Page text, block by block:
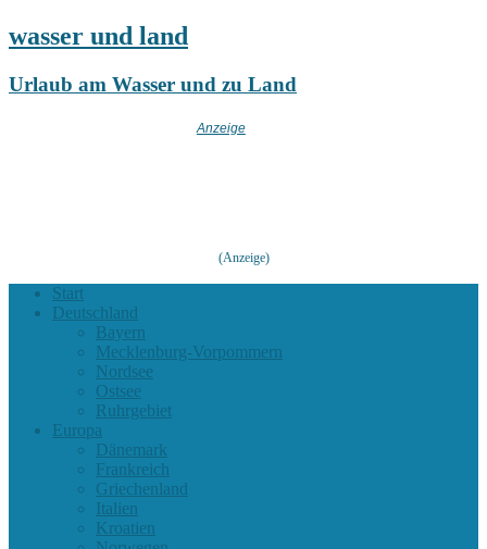
wasser und land
Urlaub am Wasser und zu Land
(Anzeige)
Start
Deutschland
Bayern
Mecklenburg-Vorpommern
Nordsee
Ostsee
Ruhrgebiet
Europa
Dänemark
Frankreich
Griechenland
Italien
Kroatien